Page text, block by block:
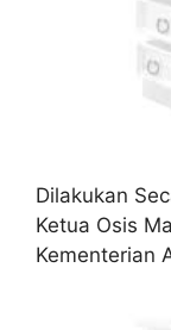
Dilakukan
Ketua Osis
Kementerian